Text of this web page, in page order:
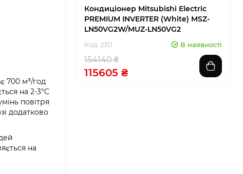
700 м³/год
на 2-3°C
повітря
додатково
на
Кондиціонер Mitsubishi Electric
PREMIUM INVERTER (White) MSZ-
LN50VG2W/MUZ-LN50VG2
Код: 2311 В наявності
154140 ₴
115605 ₴